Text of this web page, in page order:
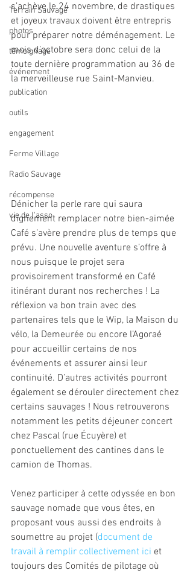
Terrain Sauvage
photos
témoignage
événement
publication
outils
engagement
Ferme Village
Radio Sauvage
récompense
vie de l'asso
s’achève le 24 novembre, de drastiques
et joyeux travaux doivent être entrepris
pour préparer notre déménagement. Le
mois d’octobre sera donc celui de la
toute dernière programmation au 36 de
la merveilleuse rue Saint-Manvieu.
Dénicher la perle rare qui saura
dignement remplacer notre bien-aimée
Café s’avère prendre plus de temps que
prévu. Une nouvelle aventure s’offre à
nous puisque le projet sera
provisoirement transformé en Café
itinérant durant nos recherches ! La
réflexion va bon train avec des
partenaires tels que le Wip, la Maison du
vélo, la Demeurée ou encore l’Agoraé
pour accueillir certains de nos
événements et assurer ainsi leur
continuité. D’autres activités pourront
également se dérouler directement chez
certains sauvages ! Nous retrouverons
notamment les petits déjeuner concert
chez Pascal (rue Écuyère) et
ponctuellement des cantines dans le
camion de Thomas.
Venez participer à cette odyssée en bon
sauvage nomade que vous êtes, en
proposant vous aussi des endroits à
soumettre au projet (document de
travail à remplir collectivement ici et
toujours des Comités de pilotage où